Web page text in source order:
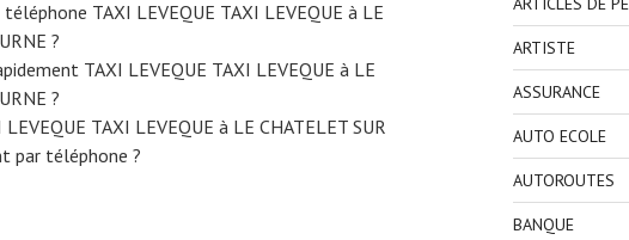
TAXI LEVEQUE TAXI LEVEQUE à LE
?
TAXI LEVEQUE TAXI LEVEQUE à LE
?
TAXI LEVEQUE à LE CHATELET SUR
par téléphone ?
ARTISTE
ASSURANCE
AUTO ECOLE
AUTOROUTES
BANQUE